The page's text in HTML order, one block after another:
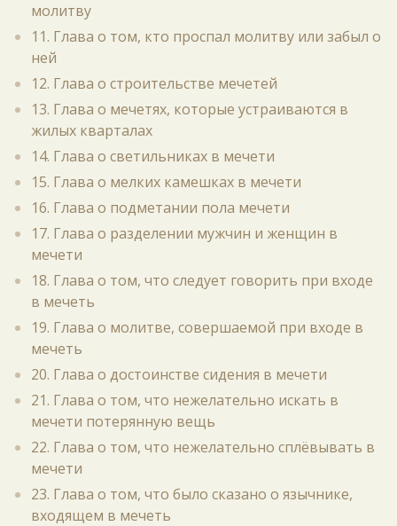
молитву
11. Глава о том, кто проспал молитву или забыл о
ней
12. Глава о строительстве мечетей
13. Глава о мечетях, которые устраиваются в
жилых кварталах
14. Глава о светильниках в мечети
15. Глава о мелких камешках в мечети
16. Глава о подметании пола мечети
17. Глава о разделении мужчин и женщин в
мечети
18. Глава о том, что следует говорить при входе
в мечеть
19. Глава о молитве, совершаемой при входе в
мечеть
20. Глава о достоинстве сидения в мечети
21. Глава о том, что нежелательно искать в
мечети потерянную вещь
22. Глава о том, что нежелательно сплёвывать в
мечети
23. Глава о том, что было сказано о язычнике,
входящем в мечеть